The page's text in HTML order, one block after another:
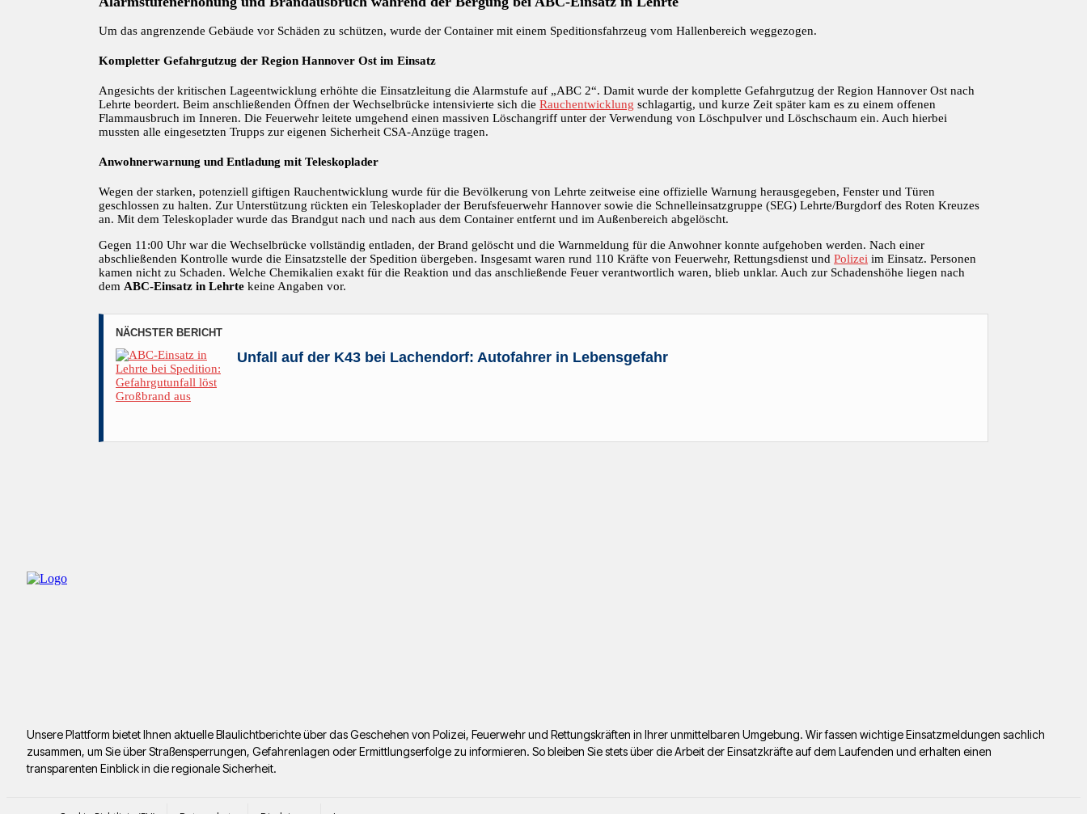
Um das angrenzende Gebäude vor Schäden zu schützen, wurde der Container mit einem Speditionsfahrzeug vom Hallenbereich weggezogen.
Kompletter Gefahrgutzug der Region Hannover Ost im Einsatz
Angesichts der kritischen Lageentwicklung erhöhte die Einsatzleitung die Alarmstufe auf „ABC 2“. Damit wurde der komplette Gefahrgutzug der Region Hannover Ost nach
Lehrte beordert. Beim anschließenden Öffnen der Wechselbrücke intensivierte sich die Rauchentwicklung schlagartig, und kurze Zeit später kam es zu einem offenen
Flammausbruch im Inneren. Die Feuerwehr leitete umgehend einen massiven Löschangriff unter der Verwendung von Löschpulver und Löschschaum ein. Auch hierbei
mussten alle eingesetzten Trupps zur eigenen Sicherheit CSA-Anzüge tragen.
Anwohnerwarnung und Entladung mit Teleskoplader
Wegen der starken, potenziell giftigen Rauchentwicklung wurde für die Bevölkerung von Lehrte zeitweise eine offizielle Warnung herausgegeben, Fenster und Türen
geschlossen zu halten. Zur Unterstützung rückten ein Teleskoplader der Berufsfeuerwehr Hannover sowie die Schnelleinsatzgruppe (SEG) Lehrte/Burgdorf des Roten Kreuzes
an. Mit dem Teleskoplader wurde das Brandgut nach und nach aus dem Container entfernt und im Außenbereich abgelöscht.
Gegen 11:00 Uhr war die Wechselbrücke vollständig entladen, der Brand gelöscht und die Warnmeldung für die Anwohner konnte aufgehoben werden. Nach einer
abschließenden Kontrolle wurde die Einsatzstelle der Spedition übergeben. Insgesamt waren rund 110 Kräfte von Feuerwehr, Rettungsdienst und Polizei im Einsatz. Personen
kamen nicht zu Schaden. Welche Chemikalien exakt für die Reaktion und das anschließende Feuer verantwortlich waren, blieb unklar. Auch zur Schadenshöhe liegen nach
dem ABC-Einsatz in Lehrte keine Angaben vor.
NÄCHSTER BERICHT
Unfall auf der K43 bei Lachendorf: Autofahrer in Lebensgefahr
Unsere Plattform bietet Ihnen aktuelle Blaulichtberichte über das Geschehen von Polizei, Feuerwehr und Rettungskräften in Ihrer unmittelbaren Umgebung. Wir fassen wichtige Einsatzmeldungen sachlich
zusammen, um Sie über Straßensperrungen, Gefahrenlagen oder Ermittlungserfolge zu informieren. So bleiben Sie stets über die Arbeit der Einsatzkräfte auf dem Laufenden und erhalten einen
transparenten Einblick in die regionale Sicherheit.